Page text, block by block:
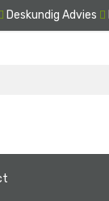
Deskundig Advies